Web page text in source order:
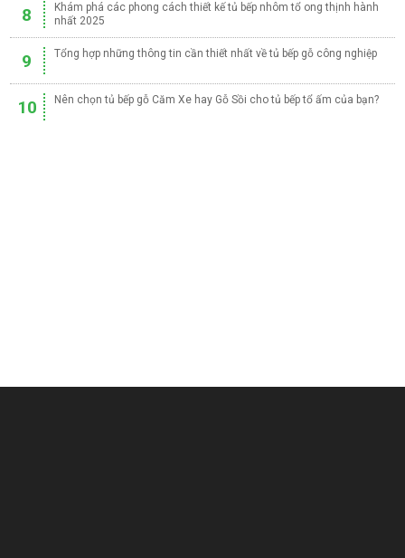
8
Khám phá các phong cách thiết kế tủ bếp nhôm tổ ong thịnh hành
nhất 2025
9 Tổng hợp những thông tin cần thiết nhất về tủ bếp gỗ công nghiệp
10 Nên chọn tủ bếp gỗ Căm Xe hay Gỗ Sồi cho tủ bếp tổ ấm của bạn?